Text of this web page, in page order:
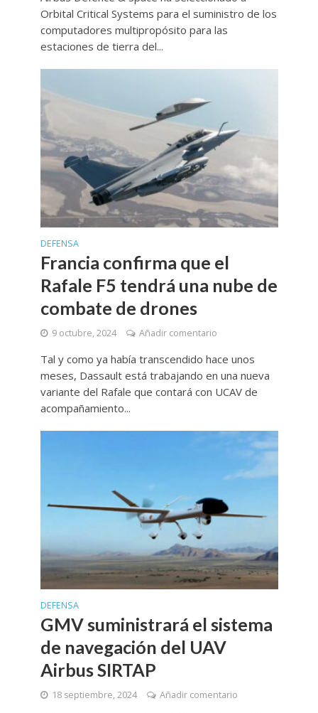
Orbital Critical Systems para el suministro de los
computadores multipropósito para las
estaciones de tierra del...
DEFENSA
Francia confirma que el
Rafale F5 tendrá una nube de
combate de drones
9 octubre, 2024 Añadir comentario
Tal y como ya había transcendido hace unos
meses, Dassault está trabajando en una nueva
variante del Rafale que contará con UCAV de
acompañamiento...
DEFENSA
GMV suministrará el sistema
de navegación del UAV
Airbus SIRTAP
18 septiembre, 2024 Añadir comentario